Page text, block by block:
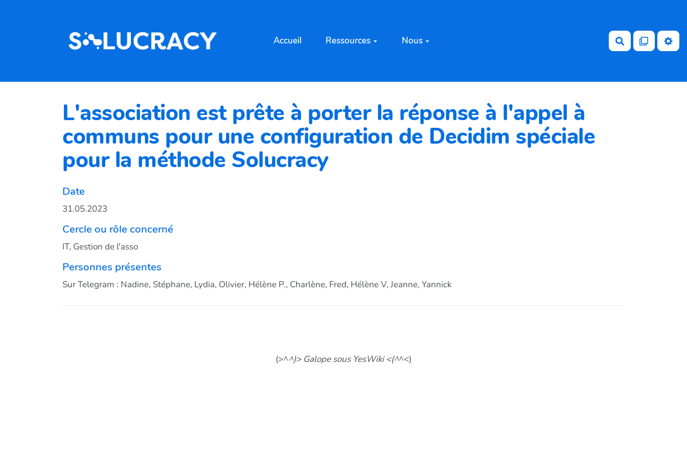
Accueil Ressources Nous Rechercher
L'association est prête à porter la réponse à l'appel à
communs pour une configuration de Decidim spéciale
pour la méthode Solucracy
Date
31.05.2023
Cercle ou rôle concerné
IT, Gestion de l'asso
Personnes présentes
Sur Telegram : Nadine, Stéphane, Lydia, Olivier, Hélène P., Charlène, Fred, Hélène V, Jeanne, Yannick
(>^^)> Galope sous YesWiki <(^^<)